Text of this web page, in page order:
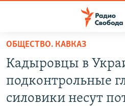
упрощенного
доступа
основному
ПОДКАСТЫ
АВТОРСКИЕ ПРОЕКТЫ
ОБЩЕСТВО. КАВКАЗ
Кадыровцы в
подконтрольные
силовики несут